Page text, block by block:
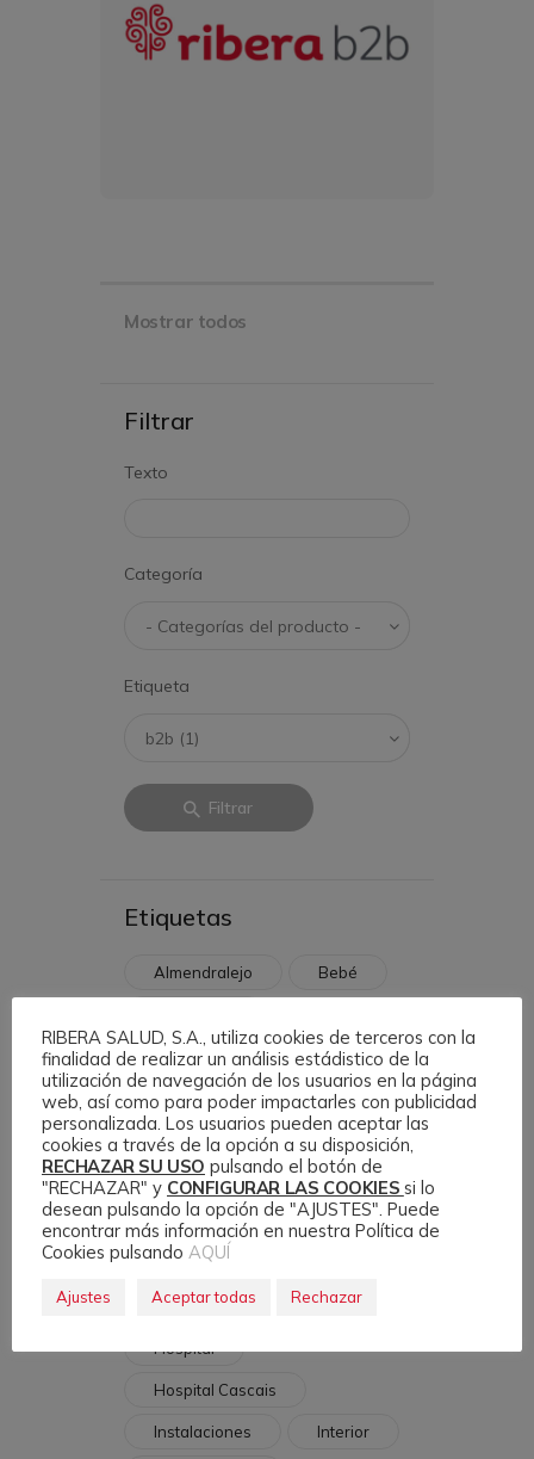
Mostrar todos
Filtrar
Texto
Categoría
Etiqueta
Filtrar
Etiquetas
Almendralejo Bebé
Centro Médico
Coronavirus
Corporativo COVID
Cuidados Dental
Enfermera Entrada
Epi
Exterior Fachada
Hospital
Hospital Cascais
Instalaciones Interior
RIBERA SALUD, S.A., utiliza cookies de terceros con la
finalidad de realizar un análisis estádistico de la
utilización de navegación de los usuarios en la página
web, así como para poder impactarles con publicidad
personalizada. Los usuarios pueden aceptar las
cookies a través de la opción a su disposición,
RECHAZAR SU USO pulsando el botón de
"RECHAZAR" y CONFIGURAR LAS COOKIES si lo
desean pulsando la opción de "AJUSTES". Puede
encontrar más información en nuestra Política de
Cookies pulsando AQUÍ
Ajustes Aceptar todas Rechazar